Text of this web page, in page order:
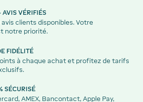
AVIS VÉRIFIÉS
avis clients disponibles. Votre
notre priorité.
FIDÉLITÉ
à chaque achat et profitez de tarifs
SÉCURISÉ
AMEX, Bancontact, Apple Pay,